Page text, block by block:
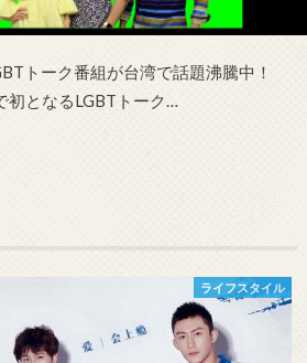
トーク番組が台湾で話題沸騰中！
初となるLGBTトーク…
ライフスタイル